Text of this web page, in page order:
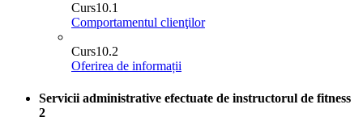
Curs10.1
Comportamentul clienţilor
Curs10.2
Oferirea de informații
Servicii administrative efectuate de instructorul de fitness
2